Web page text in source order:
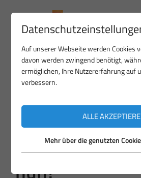
Antrag
nun?
Auf unserer Webseite werden Cookies
davon werden zwingend benötigt,
ermöglichen, Ihre Nutzererfahrung auf
verbessern.
ALLE
Mehr über die genutzten